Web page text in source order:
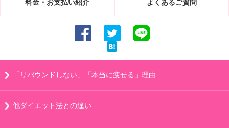
料金・お支払い紹介 よくあるご質問
「リバウンドしない」「本当に痩せる」理由
他ダイエット法との違い